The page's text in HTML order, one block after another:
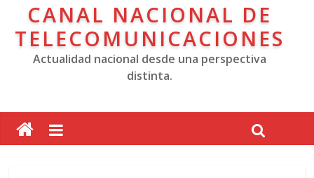
CANAL NACIONAL DE
TELECOMUNICACIONES
Actualidad nacional desde una perspectiva
distinta.